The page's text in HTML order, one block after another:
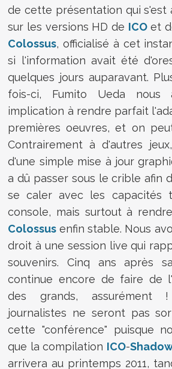
de cette présentation qui s'est
sur les versions HD de ICOet
Colossus, officialisé à cet
si l'information avait été
quelques jours auparavant.
fois-ci, Fumito Ueda nous
implication à rendre parfait
premières oeuvres, et on
Contrairement à d'autres
d'une simple mise à jour
a dû passer sous le crible afin
se caler avec les capacités
console, mais surtout à
Colossus enfin stable. Nous
droit à une session live qui
souvenirs. Cinq ans après
continue encore de faire de
des grands, assurément
journalistes ne seront pas
cette "conférence" puisque
que la compilation ICO-
arrivera au printemps 2011,